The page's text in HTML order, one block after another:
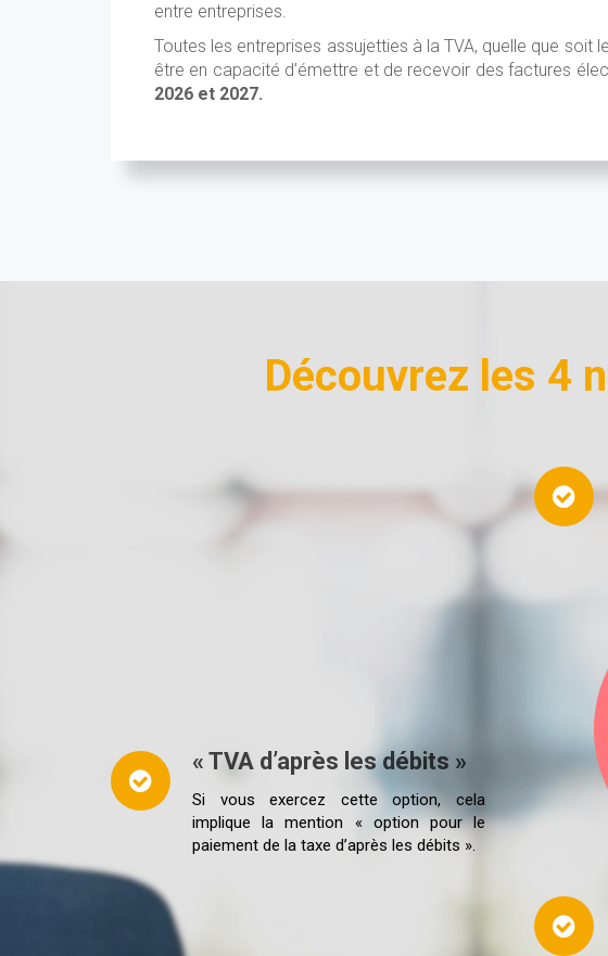
entre entreprises.
Toutes les entreprises assujetties à la TVA, quelle que soit
être en capacité d’émettre et de recevoir des factures
2026 et 2027.
Découvrez les 4
« TVA d’après les débits »
Si vous exercez cette option, cela
implique la mention « option pour le
paiement de la taxe d’après les débits ».